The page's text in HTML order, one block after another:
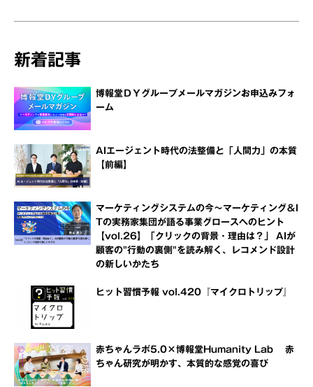
新着記事
博報堂ＤＹグループメールマガジンお申込みフォ
ーム
AIエージェント時代の法整備と「人間力」の本質
【前編】
マーケティングシステムの今～マーケティング＆I
Tの実務家集団が語る事業グロースへのヒント
【vol.26】「クリックの背景・理由は？」 AIが
顧客の"行動の裏側"を読み解く、レコメンド設計
の新しいかたち
ヒット習慣予報 vol.420『マイクロトリップ』
赤ちゃんラボ5.0×博報堂Humanity Lab 赤
ちゃん研究が明かす、本質的な感覚の喜び